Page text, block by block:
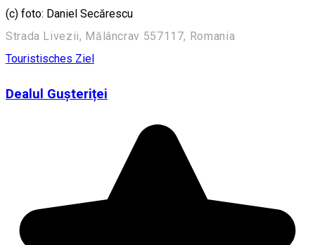
(c) foto: Daniel Secărescu
Strada Livezii, Mălâncrav 557117, Romania
Touristisches Ziel
Dealul Gușteriței